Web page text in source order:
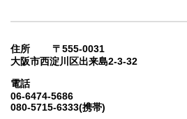
住所 〒555-0031
大阪市西淀川区出来島2-3-32
電話
06-6474-5686
080-5715-6333(携帯)